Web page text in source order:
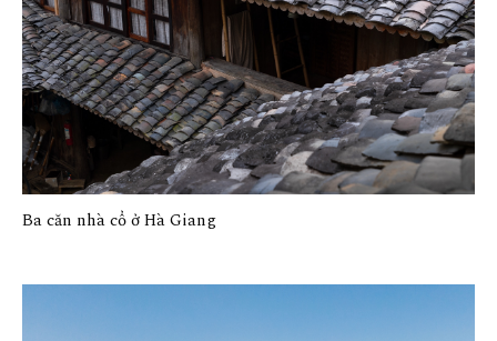
Ba căn nhà cổ ở Hà Giang